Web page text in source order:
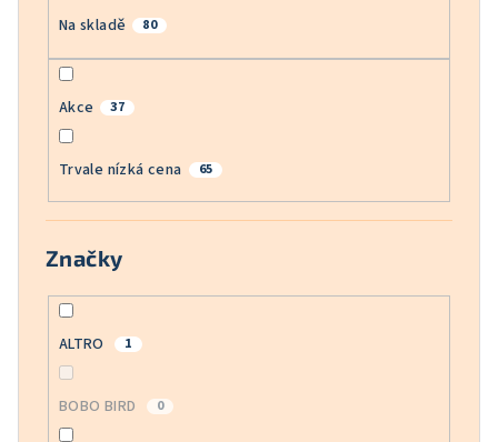
Na skladě 80
Akce 37
Trvale nízká cena 65
Značky
ALTRO 1
BOBO BIRD 0